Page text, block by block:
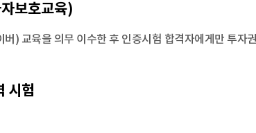
보호교육)
) 교육을 의무 이수한 후 인증시험 합격자에게만 투자
시험